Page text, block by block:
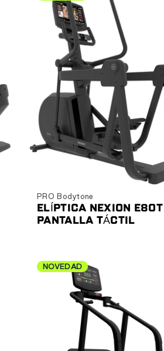
Ver producto
PRO Bodytone
ELÍPTICA NEXION E80T
PANTALLA TÁCTIL
NOVEDAD